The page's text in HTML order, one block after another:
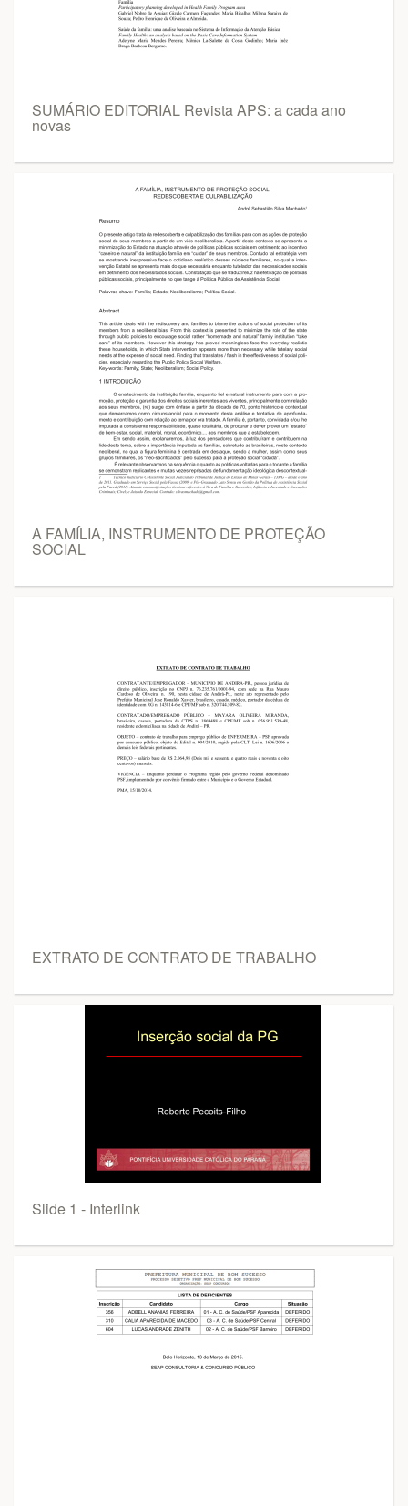
SUMÁRIO EDITORIAL Revista APS: a cada ano
novas
A FAMÍLIA, INSTRUMENTO DE PROTEÇÃO
SOCIAL
EXTRATO DE CONTRATO DE TRABALHO
Slide 1 - Interlink